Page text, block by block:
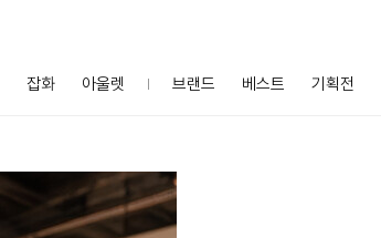
잡화 아울렛 브랜드 베스트 기획전